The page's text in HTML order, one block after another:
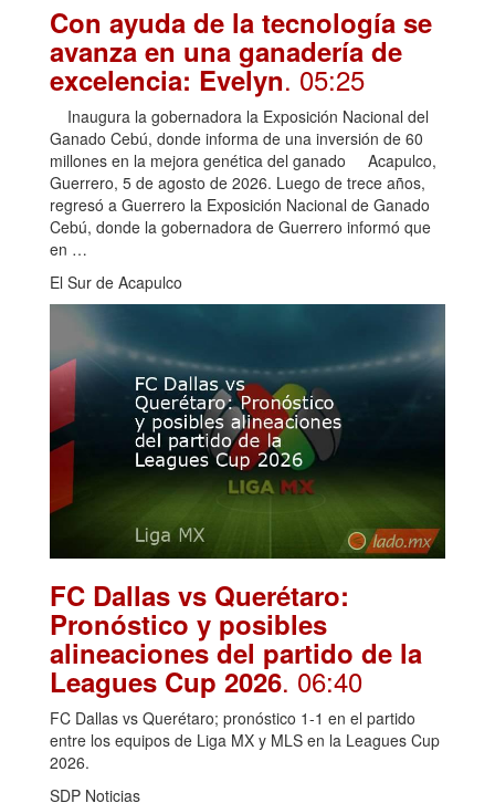
Con ayuda de la tecnología se
avanza en una ganadería de
excelencia: Evelyn. 05:25
Inaugura la gobernadora la Exposición Nacional del
Ganado Cebú, donde informa de una inversión de 60
millones en la mejora genética del ganado Acapulco,
Guerrero, 5 de agosto de 2026. Luego de trece años,
regresó a Guerrero la Exposición Nacional de Ganado
Cebú, donde la gobernadora de Guerrero informó que
en …
El Sur de Acapulco
FC Dallas vs Querétaro:
Pronóstico y posibles
alineaciones del partido de la
Leagues Cup 2026. 06:40
FC Dallas vs Querétaro; pronóstico 1-1 en el partido
entre los equipos de Liga MX y MLS en la Leagues Cup
2026.
SDP Noticias